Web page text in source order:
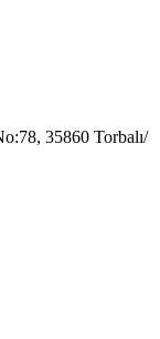
35860 Torbalı/